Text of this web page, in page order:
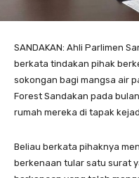
SANDAKAN: Ahli Parlimen
berkata tindakan pihak
sokongan bagi mangsa air
Forest Sandakan pada
rumah mereka di tapak
Beliau berkata pihaknya
berkenaan tular satu surat